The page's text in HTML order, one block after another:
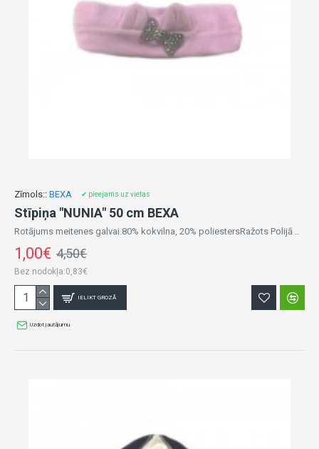
Zīmols:: BEXA ✔ pieejams uz vietas
Stīpiņa "NUNIA" 50 cm BEXA
Rotājums meitenes galvai.80% kokvilna, 20% poliestersRažots Polijā ..
1,00€ 4,50€
Bez nodokļa:0,83€
IELIKT GROZĀ
Uzdot jautājumu